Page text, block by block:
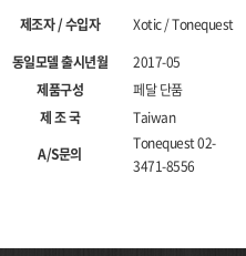
제조자 / 수입자
Xotic / Tonequest
동일모델 출시년월
2017-05
제품구성
페달 단품
제 조 국
Taiwan
A/S문의
Tonequest 02-
3471-8556